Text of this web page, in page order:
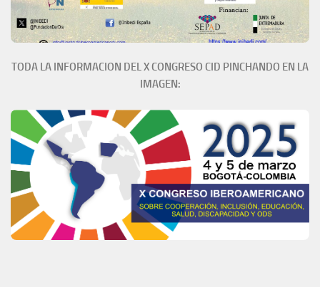
TODA LA INFORMACION DEL X CONGRESO CID PINCHANDO EN LA
IMAGEN: